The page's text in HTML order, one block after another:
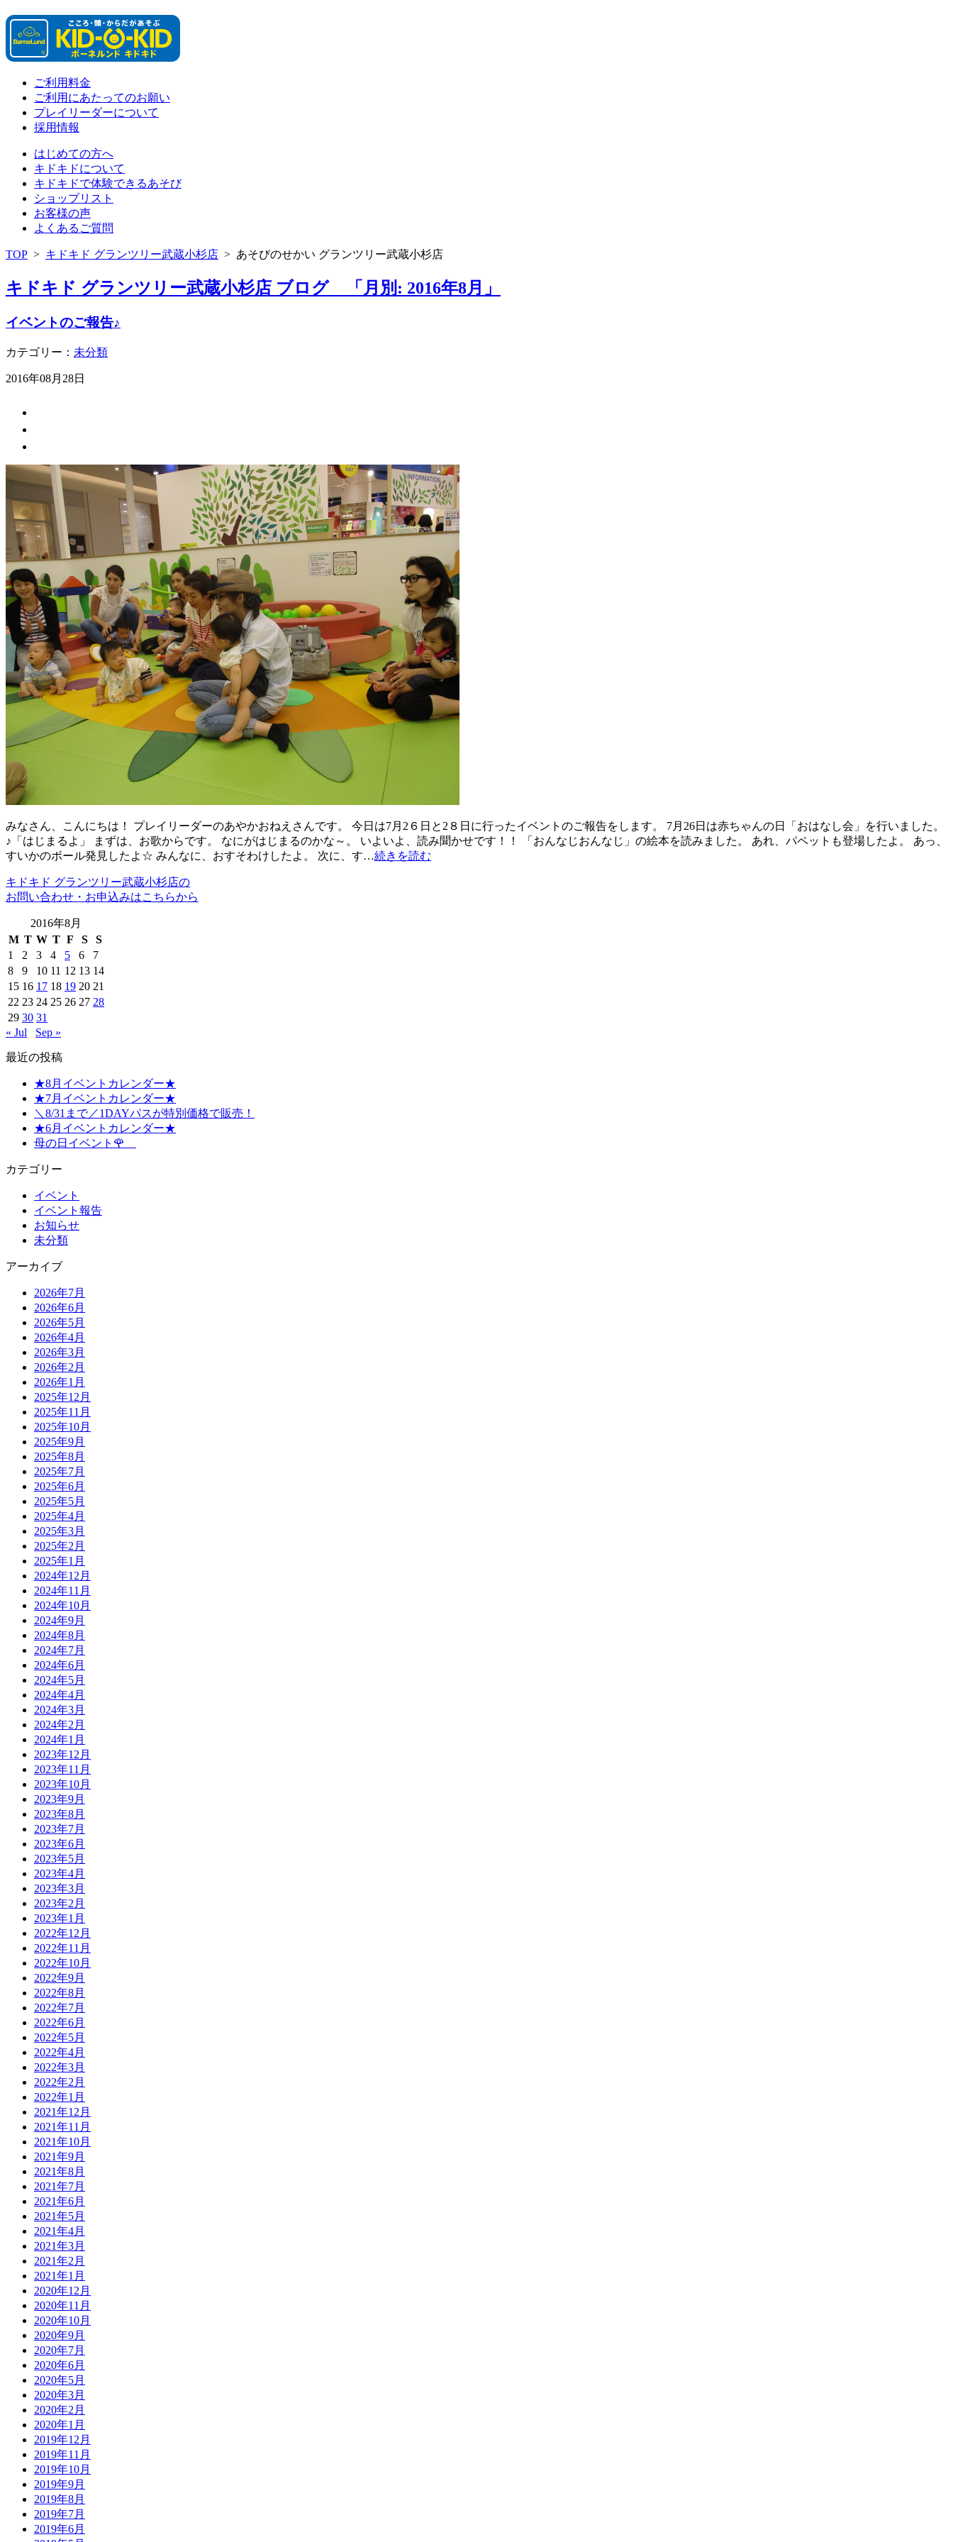
ご利用料金
ご利用にあたってのお願い
プレイリーダーについて
採用情報
はじめての方へ
キドキドについて
キドキドで体験できるあそび
ショップリスト
お客様の声
よくあるご質問
TOP > キドキド グランツリー武蔵小杉店 > あそびのせかい グランツリー武蔵小杉店
キドキド グランツリー武蔵小杉店 ブログ 「月別: 2016年8月」
イベントのご報告♪
カテゴリー： 未分類
2016年08月28日
みなさん、こんにちは！ プレイリーダーのあやかおねえさんです。 今日は7月2６日と2８日に行ったイベントのご報告をします。 7月26日は赤ちゃんの日「おはなし会」を行いました。
♪「はじまるよ」 まずは、お歌からです。 なにがはじまるのかな～。 いよいよ、読み聞かせです！！ 「おんなじおんなじ」の絵本を読みました。 あれ、パペットも登場したよ。 あっ、
すいかのボール発見したよ☆ みんなに、おすそわけしたよ。 次に、す…続きを読む
キドキド グランツリー武蔵小杉店の
お問い合わせ・お申込みはこちらから
2016年8月
M T W T F S
S
1
2 3 4 5 6
7
8
9 10 11 12 13 14
15 16 17 18 19 20 21
22 23 24 25 26 27 28
29 30 31
« Jul
Sep »
最近の投稿
★8月イベントカレンダー★
★7月イベントカレンダー★
＼8/31まで／1DAYパスが特別価格で販売！
★6月イベントカレンダー★
母の日イベント🌹
カテゴリー
イベント
イベント報告
お知らせ
未分類
アーカイブ
2026年7月
2026年6月
2026年5月
2026年4月
2026年3月
2026年2月
2026年1月
2025年12月
2025年11月
2025年10月
2025年9月
2025年8月
2025年7月
2025年6月
2025年5月
2025年4月
2025年3月
2025年2月
2025年1月
2024年12月
2024年11月
2024年10月
2024年9月
2024年8月
2024年7月
2024年6月
2024年5月
2024年4月
2024年3月
2024年2月
2024年1月
2023年12月
2023年11月
2023年10月
2023年9月
2023年8月
2023年7月
2023年6月
2023年5月
2023年4月
2023年3月
2023年2月
2023年1月
2022年12月
2022年11月
2022年10月
2022年9月
2022年8月
2022年7月
2022年6月
2022年5月
2022年4月
2022年3月
2022年2月
2022年1月
2021年12月
2021年11月
2021年10月
2021年9月
2021年8月
2021年7月
2021年6月
2021年5月
2021年4月
2021年3月
2021年2月
2021年1月
2020年12月
2020年11月
2020年10月
2020年9月
2020年7月
2020年6月
2020年5月
2020年3月
2020年2月
2020年1月
2019年12月
2019年11月
2019年10月
2019年9月
2019年8月
2019年7月
2019年6月